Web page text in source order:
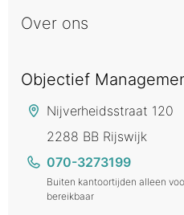
Over ons
Objectief
Nijverheidsstraat 120
2288 BB Rijswijk
070-3273199
Buiten kantoortijden alleen
bereikbaar